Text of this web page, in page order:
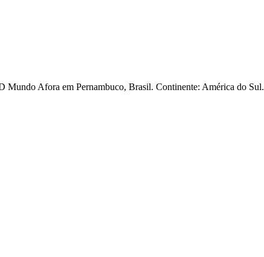
Mundo Afora em Pernambuco, Brasil. Continente: América do Sul.